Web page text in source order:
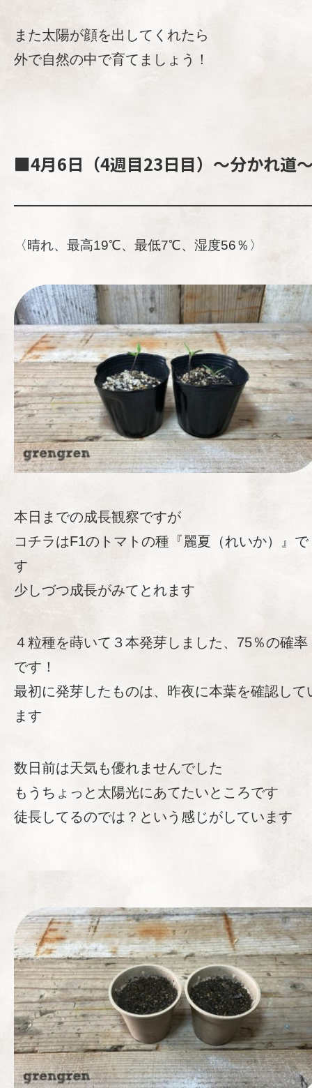
また太陽が顔を出してくれたら
外で自然の中で育てましょう！
■4月6日（4週目23日目）～分かれ道
〈晴れ、最高19℃、最低7℃、湿度56％〉
本日までの成長観察ですが
コチラはF1のトマトの種『麗夏（れいか）』で
す
少しづつ成長がみてとれます
４粒種を蒔いて３本発芽しました、75％の確率
です！
最初に発芽したものは、昨夜に本葉を確認して
ます
数日前は天気も優れませんでした
もうちょっと太陽光にあてたいところです
徒長してるのでは？という感じがしています